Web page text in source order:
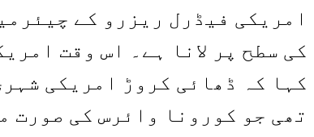
کہا کہ ڈھائی کروڑ امریکی
تھی جو کورونا وائرس کی صورت